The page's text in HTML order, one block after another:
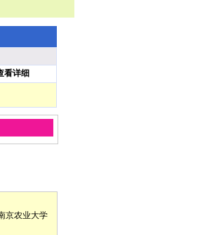
看详细
京农业大学